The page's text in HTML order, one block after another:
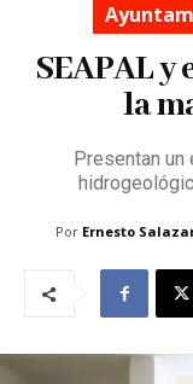
SEAPAL y
la
Presentan un
Por Ernesto